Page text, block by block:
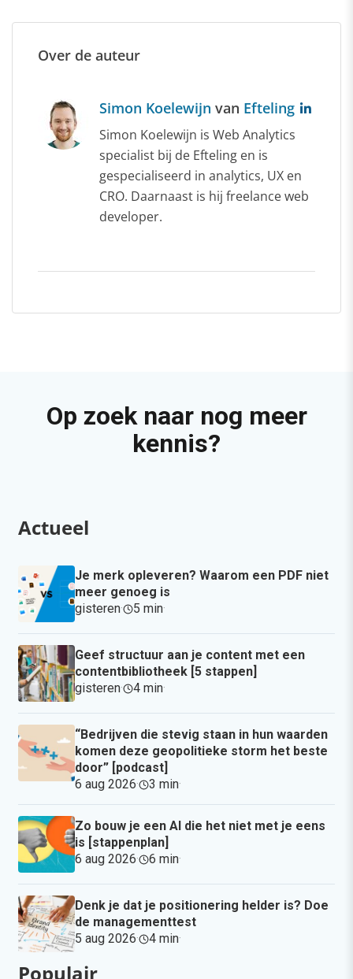
Over de auteur
Simon Koelewijn van Efteling
Simon Koelewijn is Web Analytics
specialist bij de Efteling en is
gespecialiseerd in analytics, UX en
CRO. Daarnaast is hij freelance web
developer.
Op zoek naar nog meer
kennis?
Actueel
Je merk opleveren? Waarom een PDF niet
meer genoeg is
gisteren· 5 min·
Geef structuur aan je content met een
contentbibliotheek [5 stappen]
gisteren· 4 min·
“Bedrijven die stevig staan in hun waarden
komen deze geopolitieke storm het beste
door” [podcast]
6 aug 2026· 3 min·
Zo bouw je een AI die het niet met je eens
is [stappenplan]
6 aug 2026· 6 min·
Denk je dat je positionering helder is? Doe
de managementtest
5 aug 2026· 4 min·
Populair